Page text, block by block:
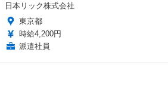
日本リック株式会社
東京都
時給4,200円
派遣社員